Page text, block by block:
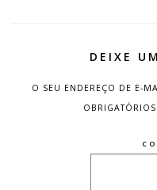
DEIXE
O SEU ENDEREÇO DE E-